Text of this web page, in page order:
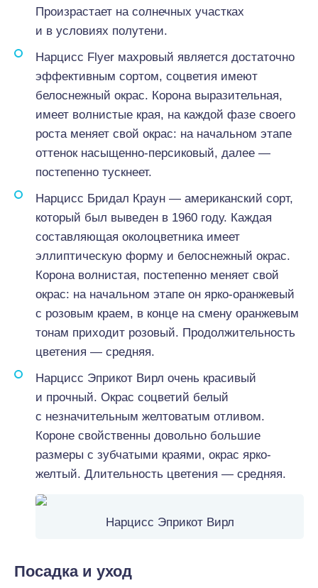
Произрастает на солнечных участках
и в условиях полутени.
Нарцисс Flyer махровый является достаточно
эффективным сортом, соцветия имеют
белоснежный окрас. Корона выразительная,
имеет волнистые края, на каждой фазе своего
роста меняет свой окрас: на начальном этапе
оттенок насыщенно-персиковый, далее —
постепенно тускнеет.
Нарцисс Бридал Краун — американский сорт,
который был выведен в 1960 году. Каждая
составляющая околоцветника имеет
эллиптическую форму и белоснежный окрас.
Корона волнистая, постепенно меняет свой
окрас: на начальном этапе он ярко-оранжевый
с розовым краем, в конце на смену оранжевым
тонам приходит розовый. Продолжительность
цветения — средняя.
Нарцисс Эприкот Вирл очень красивый
и прочный. Окрас соцветий белый
с незначительным желтоватым отливом.
Короне свойственны довольно большие
размеры с зубчатыми краями, окрас ярко-
желтый. Длительность цветения — средняя.
Нарцисс Эприкот Вирл
Посадка и уход